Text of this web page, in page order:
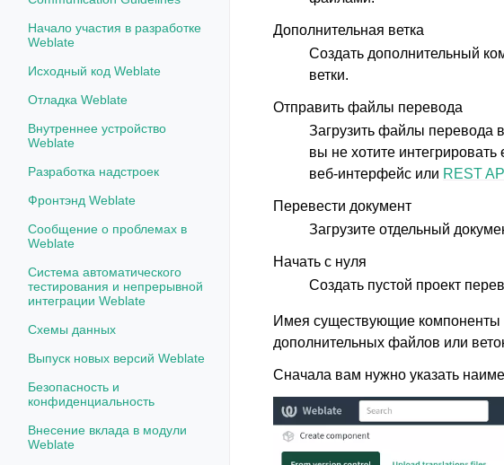
Начало участия в разработке
Weblate
Исходный код Weblate
Отладка Weblate
Внутреннее устройство
Weblate
Разработка надстроек
Фронтэнд Weblate
Сообщение о проблемах в
Weblate
Система автоматического
тестирования и непрерывной
интеграции Weblate
Схемы данных
Выпуск новых версий Weblate
Безопасность и
конфиденциальность
Внесение вклада в модули
Weblate
Дополнительная ветка
Создать дополнительный
ветки.
Отправить файлы перевода
Загрузить файлы перевода
вы не хотите
веб-интерфейс или REST
Перевести документ
Загрузите отдельный
Начать с нуля
Создать пустой проект
Имея существующие компоненты
дополнительных файлов или
Сначала вам нужно указать